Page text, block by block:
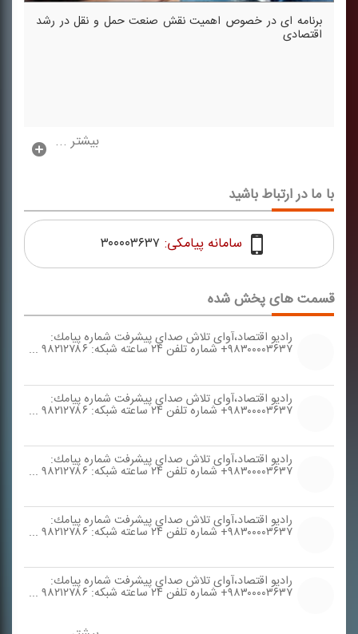
برنامه ای در خصوص اهمیت نقش صنعت حمل و نقل در رشد
اقتصادی
بیشتر ...
قسمت های پخش شده
رادیو اقتصاد،آوای تلاش صدای پیشرفت شماره پیامك:
۹۸۳۰۰۰۰۳۶۳۷+ شماره تلفن ۲۴ ساعته شبكه: ۹۸۲۱۲۷۸۶ ...
رادیو اقتصاد،آوای تلاش صدای پیشرفت شماره پیامك:
۹۸۳۰۰۰۰۳۶۳۷+ شماره تلفن ۲۴ ساعته شبكه: ۹۸۲۱۲۷۸۶ ...
رادیو اقتصاد،آوای تلاش صدای پیشرفت شماره پیامك:
۹۸۳۰۰۰۰۳۶۳۷+ شماره تلفن ۲۴ ساعته شبكه: ۹۸۲۱۲۷۸۶ ...
رادیو اقتصاد،آوای تلاش صدای پیشرفت شماره پیامك:
۹۸۳۰۰۰۰۳۶۳۷+ شماره تلفن ۲۴ ساعته شبكه: ۹۸۲۱۲۷۸۶ ...
رادیو اقتصاد،آوای تلاش صدای پیشرفت شماره پیامك:
۹۸۳۰۰۰۰۳۶۳۷+ شماره تلفن ۲۴ ساعته شبكه: ۹۸۲۱۲۷۸۶ ...
با ما در ارتباط باشید
سامانه پیامکی: ۳۰۰۰۰۳۶۳۷